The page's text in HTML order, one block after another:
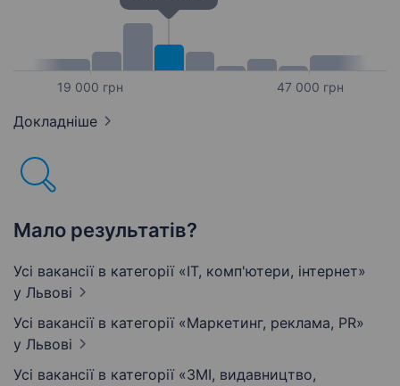
19 000 грн 47 000 грн
Докладніше
Мало результатів?
Усі вакансії в категорії «IT, комп'ютери, інтернет»
у Львові
Усі вакансії в категорії «Маркетинг, реклама, PR»
у Львові
Усі вакансії в категорії «ЗМІ, видавництво,